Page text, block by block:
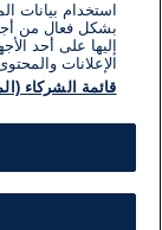
استخدام بيانات
بشكل فعال من
إليها على أحد
الإعلانات
قائمة الشركاء